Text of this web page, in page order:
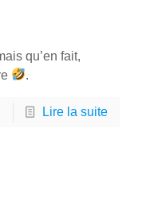
qu’en fait,
.
Lire la suite